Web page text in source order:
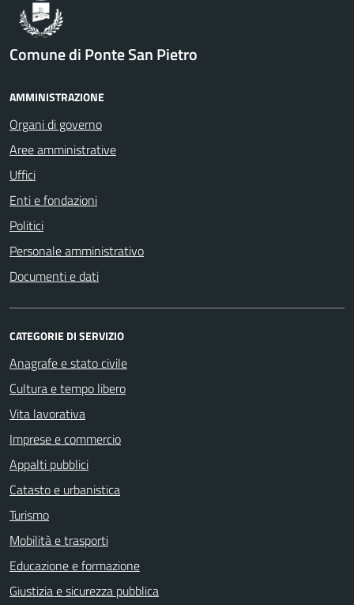
Comune di Ponte San Pietro
AMMINISTRAZIONE
Organi di governo
Aree amministrative
Uffici
Enti e fondazioni
Politici
Personale amministrativo
Documenti e dati
CATEGORIE DI SERVIZIO
Anagrafe e stato civile
Cultura e tempo libero
Vita lavorativa
Imprese e commercio
Appalti pubblici
Catasto e urbanistica
Turismo
Mobilità e trasporti
Educazione e formazione
Giustizia e sicurezza pubblica